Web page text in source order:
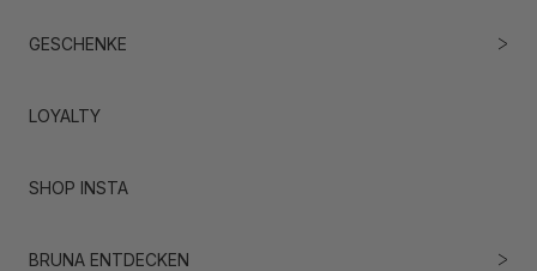
GESCHENKE
LOYALTY
SHOP INSTA
BRUNA ENTDECKEN